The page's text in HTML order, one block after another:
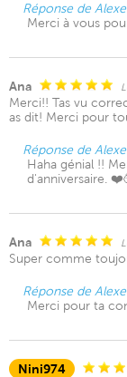
Réponse de
Merci à vous
Ana
Merci!! Tas vu
as dit! Merci pour
Réponse de
Haha génial !!
d'anniversaire.
Ana
Super comme
Réponse de
Merci pour ta
Nini974